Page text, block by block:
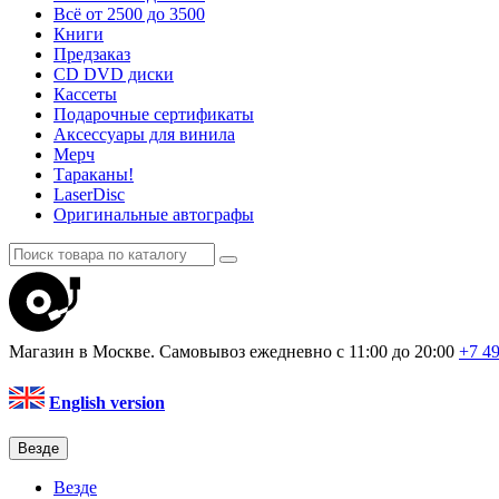
Всё от 2500 до 3500
Книги
Предзаказ
CD DVD диски
Кассеты
Подарочные сертификаты
Аксессуары для винила
Мерч
Тараканы!
LaserDisc
Оригинальные автографы
Магазин в Москве. Самовывоз ежедневно с 11:00 до 20:00 +7
English version
Везде
Везде